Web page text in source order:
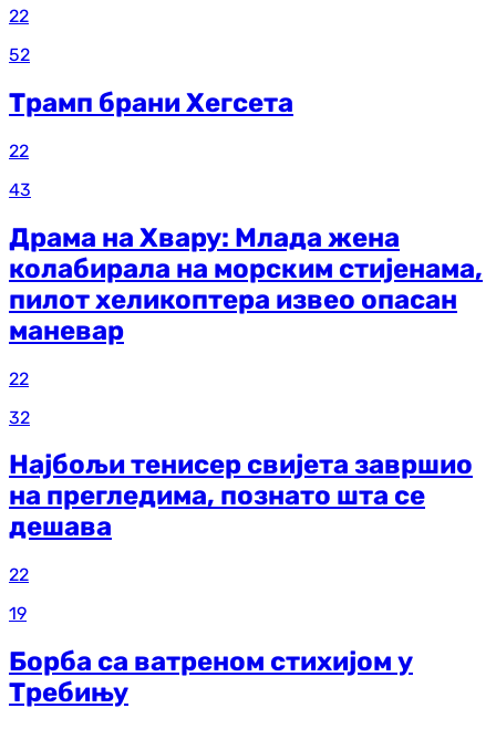
22
52
Трамп брани Хегсета
22
43
Драма на Хвару: Млада жена
колабирала на морским стијенама,
пилот хеликоптера извео опасан
маневар
22
32
Најбољи тенисер свијета завршио
на прегледима, познато шта се
дешава
22
19
Борба са ватреном стихијом у
Требињу